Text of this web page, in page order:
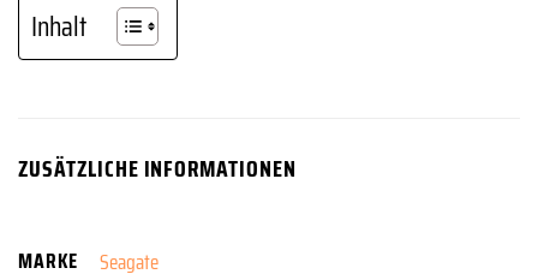
Inhalt
ZUSÄTZLICHE INFORMATIONEN
MARKE Seagate